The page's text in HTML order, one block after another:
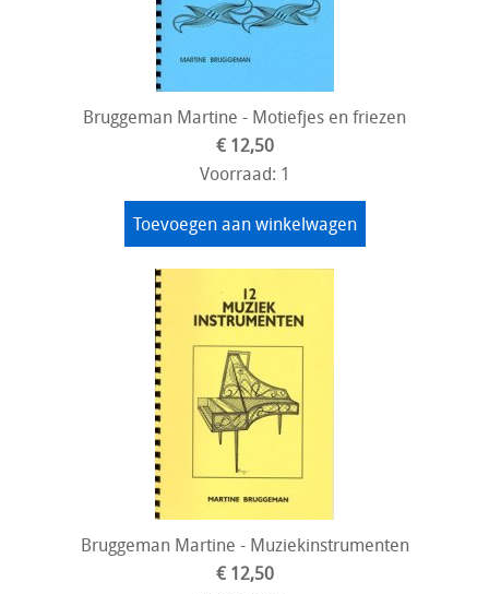
Bruggeman Martine - Motiefjes en friezen
€ 12,50
Voorraad: 1
Toevoegen aan winkelwagen
Bruggeman Martine - Muziekinstrumenten
€ 12,50